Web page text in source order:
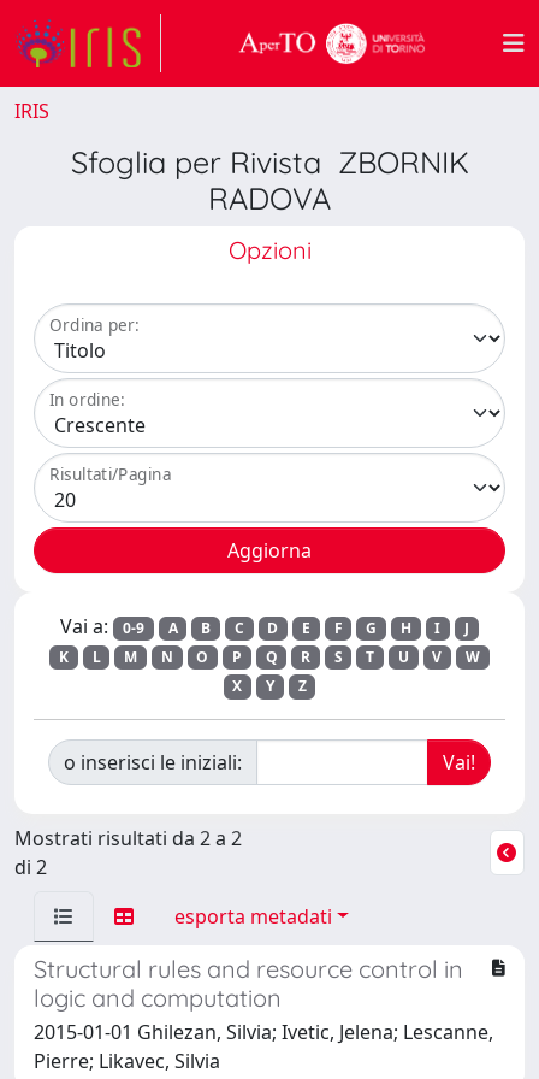
IRIS
Sfoglia per Rivista ZBORNIK
RADOVA
Opzioni
Ordina per:
In ordine:
Risultati/Pagina
Vai a: 0-9 A B C D E F G H I
J
K
L M N O P Q R S T U V
W
X
Y Z
o inserisci le iniziali:
Mostrati risultati da 2 a 2
di 2
esporta metadati
Structural rules and resource control in
logic and computation
2015-01-01 Ghilezan, Silvia; Ivetic, Jelena; Lescanne,
Pierre; Likavec, Silvia